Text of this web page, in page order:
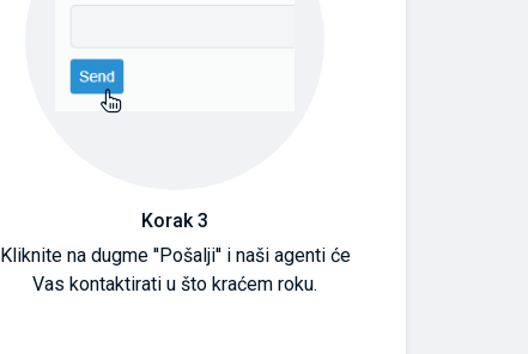
Korak 3
Kliknite na dugme ''Pošalji'' i naši agenti će
Vas kontaktirati u što kraćem roku.